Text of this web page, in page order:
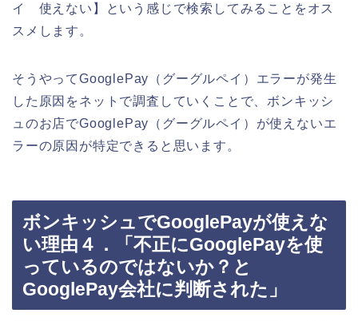
イ 使えない】という感じで検索してみることをオス
スメします。
そうやってGooglePay（グーグルペイ）エラーが発生
した原因をネットで調査していくことで、ボンキッシ
ュのお店でGooglePay（グーグルペイ）が使えないエ
ラーの原因が特定できると思います。
ボンキッシュでGooglePayが使えな
い理由４．「不正にGooglePayを使
っているのではないか？と
GooglePay会社に判断された」